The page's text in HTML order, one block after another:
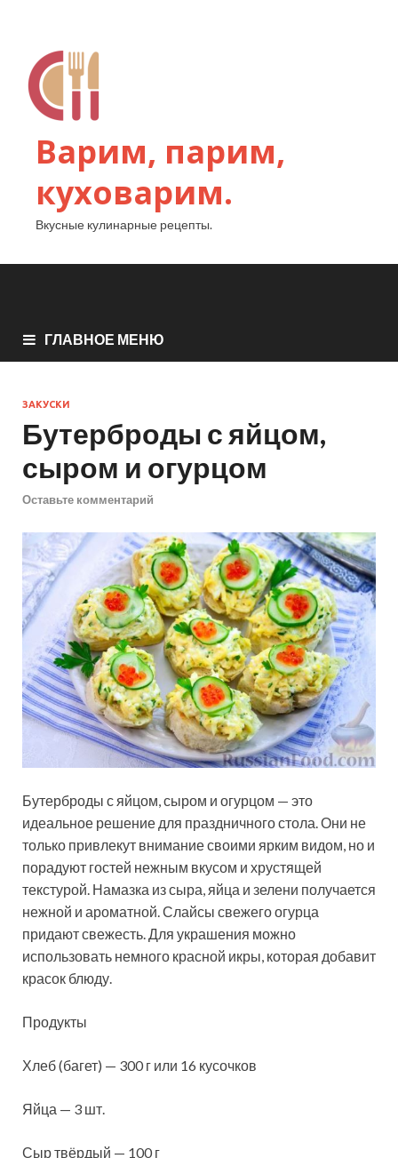
Варим, парим,
куховарим.
Вкусные кулинарные рецепты.
ГЛАВНОЕ МЕНЮ
ЗАКУСКИ
Бутерброды с яйцом,
сыром и огурцом
Оставьте комментарий
Бутерброды с яйцом, сыром и огурцом — это
идеальное решение для праздничного стола. Они не
только привлекут внимание своими ярким видом, но и
порадуют гостей нежным вкусом и хрустящей
текстурой. Намазка из сыра, яйца и зелени получается
нежной и ароматной. Слайсы свежего огурца
придают свежесть. Для украшения можно
использовать немного красной икры, которая добавит
красок блюду.
Продукты
Хлеб (багет) — 300 г или 16 кусочков
Яйца — 3 шт.
Сыр твёрдый — 100 г